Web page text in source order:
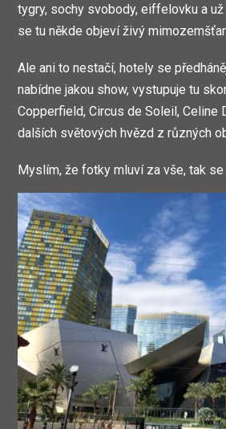
tygry, sochy svobody, eiffelovku a už
se tu někde objeví živý
Ale ani to nestačí, hotely se
nabídne jakou show, vystupuje tu
Copperfield, Circus de Soleil, Celine
dalších světových hvězd z různých
Myslím, že fotky mluví za vše, tak